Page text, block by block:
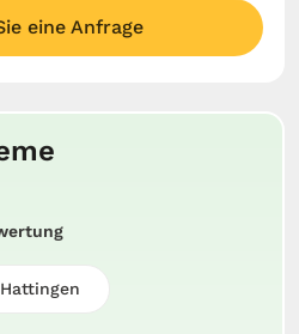
eine Anfrage
Hattingen